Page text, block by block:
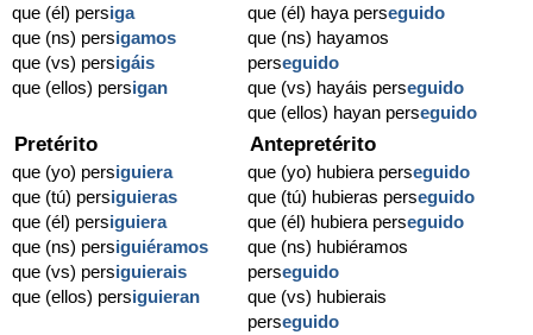
que (él) persiga
que (ns) persigamos
que (vs) persigáis
que (ellos) persigan
que (él) haya perseguido
que (ns) hayamos
perseguido
que (vs) hayáis perseguido
que (ellos) hayan perseguido
Pretérito
que (yo) persiguiera
que (tú) persiguieras
que (él) persiguiera
que (ns) persiguiéramos
que (vs) persiguierais
que (ellos) persiguieran
Antepretérito
que (yo) hubiera perseguido
que (tú) hubieras perseguido
que (él) hubiera perseguido
que (ns) hubiéramos
perseguido
que (vs) hubierais
perseguido